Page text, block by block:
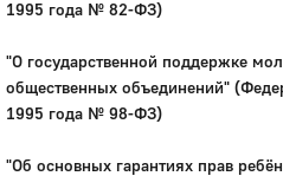
1995 года № 82-ФЗ)
"О государственной поддержке
общественных объединений"
1995 года № 98-ФЗ)
"Об основных гарантиях прав